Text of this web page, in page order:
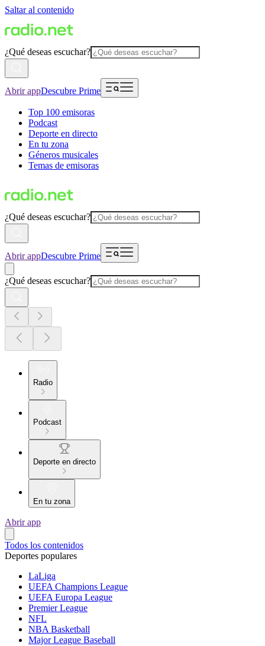
Saltar al contenido
¿Qué deseas escuchar?
Abrir appDescubre Prime
Top 100 emisoras
Podcast
Deporte en directo
En tu zona
Géneros musicales
Temas de emisoras
¿Qué deseas escuchar?
Abrir appDescubre Prime
¿Qué deseas escuchar?
Radio
Podcast
Deporte en directo
En tu zona
Abrir app
Todos los contenidos
Deportes populares
LaLiga
UEFA Champions League
UEFA Europa League
Premier League
NFL
NBA Basketball
Major League Baseball